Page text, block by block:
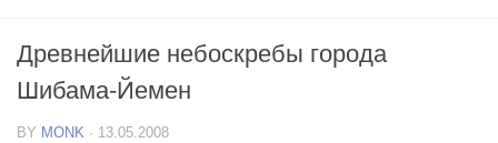
Древнейшие небоскребы города
Шибама-Йемен
BY MONK · 13.05.2008